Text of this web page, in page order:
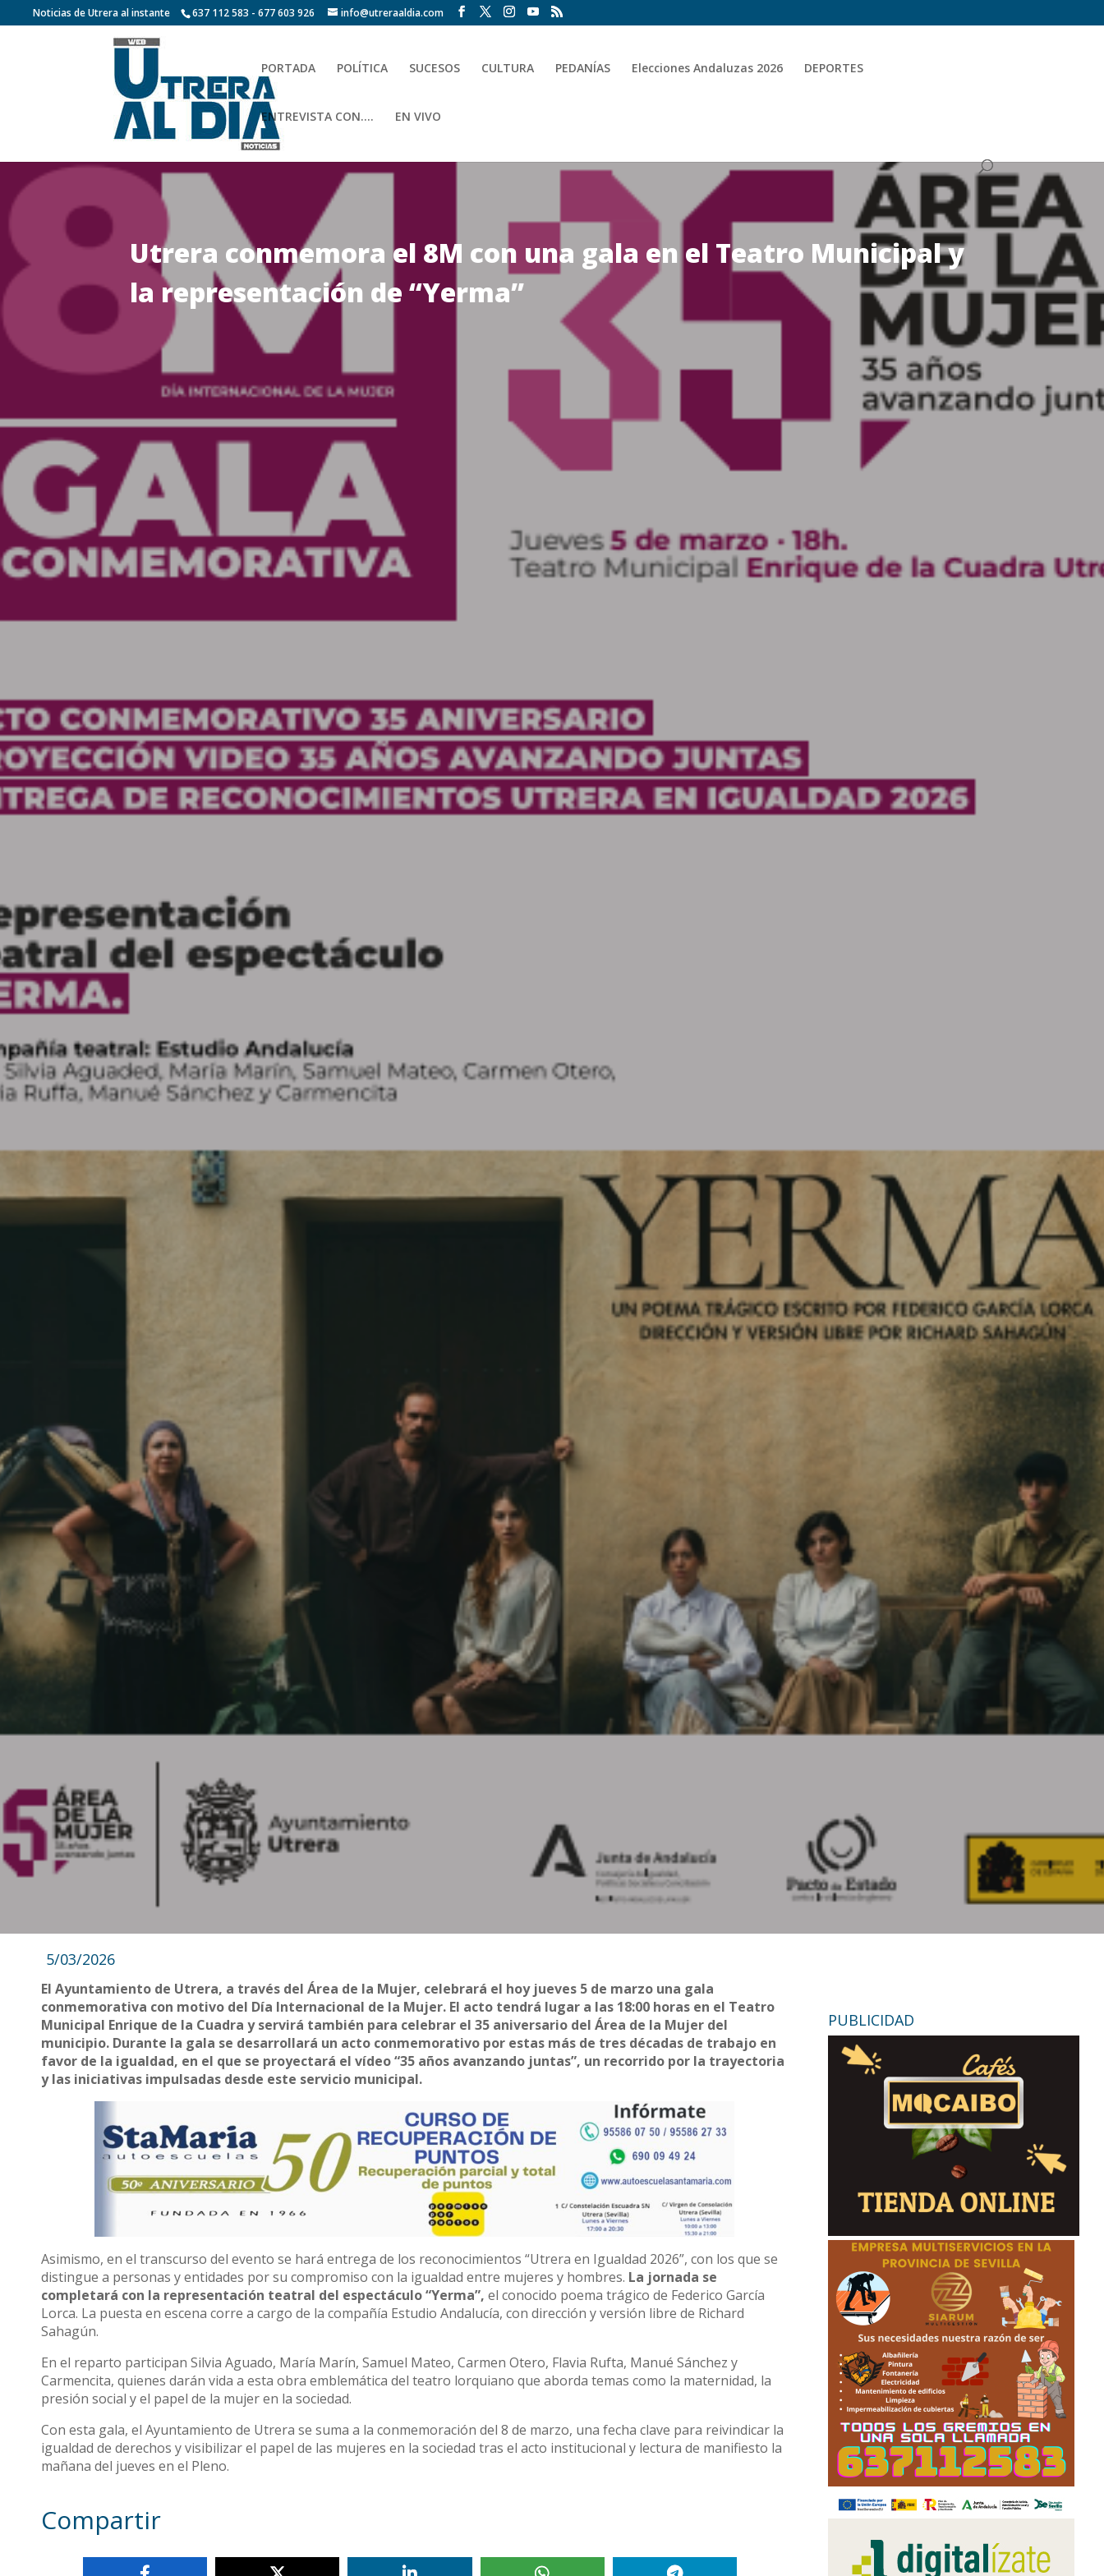
Noticias de Utrera al instante 637 112 583 - 677 603 926 info@utreraaldia.com
PORTADA POLÍTICA SUCESOS CULTURA PEDANÍAS Elecciones Andaluzas 2026 DEPORTES
ENTREVISTA CON…. EN VIVO
Utrera conmemora el 8M con una gala en el Teatro Municipal y
la representación de “Yerma”
5/03/2026
El Ayuntamiento de Utrera, a través del Área de la Mujer, celebrará el hoy jueves 5 de marzo una gala
conmemorativa con motivo del Día Internacional de la Mujer. El acto tendrá lugar a las 18:00 horas en el Teatro
Municipal Enrique de la Cuadra y servirá también para celebrar el 35 aniversario del Área de la Mujer del
municipio. Durante la gala se desarrollará un acto conmemorativo por estas más de tres décadas de trabajo en
favor de la igualdad, en el que se proyectará el vídeo “35 años avanzando juntas”, un recorrido por la trayectoria
y las iniciativas impulsadas desde este servicio municipal.
Asimismo, en el transcurso del evento se hará entrega de los reconocimientos “Utrera en Igualdad 2026”, con los que se
distingue a personas y entidades por su compromiso con la igualdad entre mujeres y hombres. La jornada se
completará con la representación teatral del espectáculo “Yerma”,el conocido poema trágico de Federico García
Lorca. La puesta en escena corre a cargo de la compañía Estudio Andalucía, con dirección y versión libre de Richard
Sahagún.
En el reparto participan Silvia Aguado, María Marín, Samuel Mateo, Carmen Otero, Flavia Rufta, Manué Sánchez y
Carmencita, quienes darán vida a esta obra emblemática del teatro lorquiano que aborda temas como la maternidad, la
presión social y el papel de la mujer en la sociedad.
Con esta gala, el Ayuntamiento de Utrera se suma a la conmemoración del 8 de marzo, una fecha clave para reivindicar la
igualdad de derechos y visibilizar el papel de las mujeres en la sociedad tras el acto institucional y lectura de manifiesto la
mañana del jueves en el Pleno.
Compartir
PUBLICIDAD